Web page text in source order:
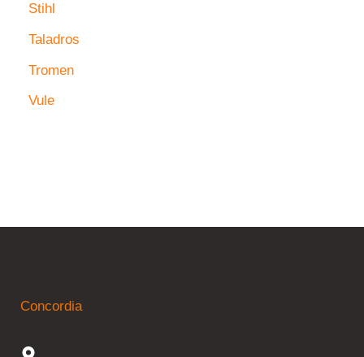
Stihl
Taladros
Tromen
Vule
Concordia